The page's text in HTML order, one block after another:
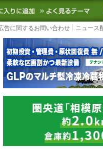
の物流ニュースをお届け
お気に入りに追加
告に関するお問い合わせ ニュース